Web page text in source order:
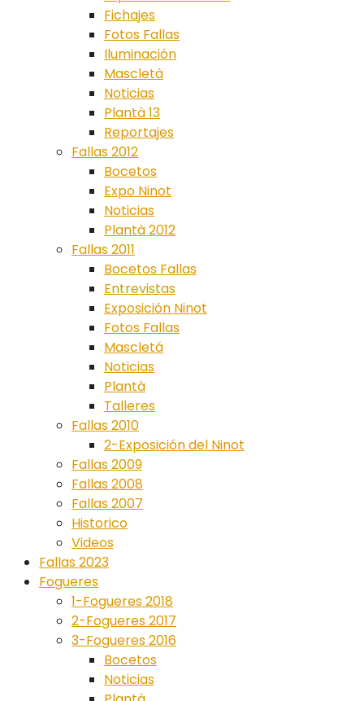
Fichajes
Fotos Fallas
Iluminación
Mascletà
Noticias
Plantà 13
Reportajes
Fallas 2012
Bocetos
Expo Ninot
Noticias
Plantà 2012
Fallas 2011
Bocetos Fallas
Entrevistas
Exposición Ninot
Fotos Fallas
Mascletá
Noticias
Plantà
Talleres
Fallas 2010
2-Exposición del Ninot
Fallas 2009
Fallas 2008
Fallas 2007
Historico
Videos
Fallas 2023
Fogueres
1-Fogueres 2018
2-Fogueres 2017
3-Fogueres 2016
Bocetos
Noticias